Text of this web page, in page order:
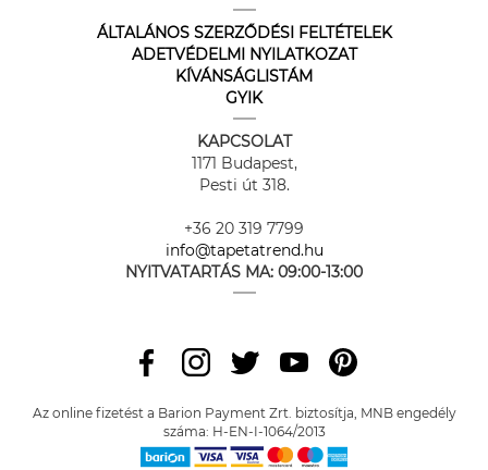
ÁLTALÁNOS SZERZŐDÉSI FELTÉTELEK
ADETVÉDELMI NYILATKOZAT
KÍVÁNSÁGLISTÁM
GYIK
KAPCSOLAT
1171 Budapest,
Pesti út 318.
+36 20 319 7799
info@tapetatrend.hu
NYITVATARTÁS MA: 09:00-13:00
Az online fizetést a Barion Payment Zrt. biztosítja, MNB engedély
száma: H-EN-I-1064/2013